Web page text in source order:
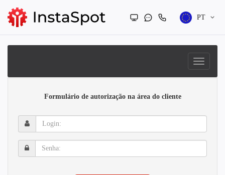
PT
Formulário de autorização na área do cliente
Login:
Senha: